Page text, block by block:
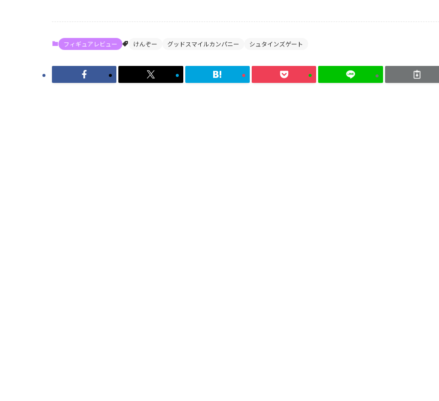
フィギュアレビュー けんぞー グッドスマイルカンパニー シュタインズゲート